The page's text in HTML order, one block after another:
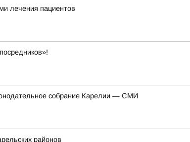
лечения пациентов
собрание Карелии — СМИ
районов